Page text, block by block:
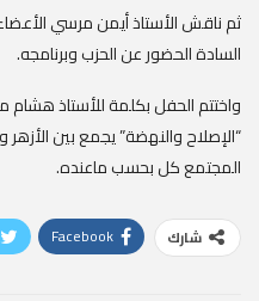
ثم ناقش الأستاذ أيمن مرسي
السادة الحضور عن الحزب وبرنامجه.
واختتم الحفل بكلمة للأستاذ
“الإصلاح والنهضة” يجمع بين الأزهر
المجتمع كل بحسب ماعنده.
شارك Facebook